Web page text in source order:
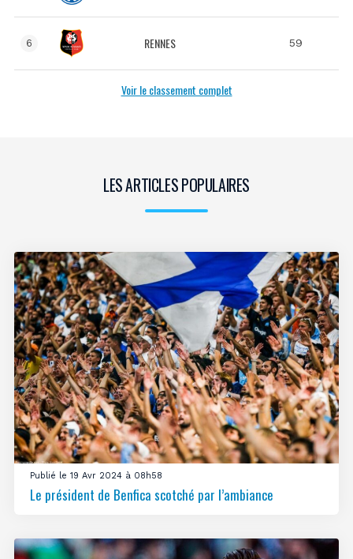
6 RENNES 59
Voir le classement complet
LES ARTICLES POPULAIRES
Publié le 19 Avr 2024 à 08h58
Le président de Benfica scotché par l’ambiance